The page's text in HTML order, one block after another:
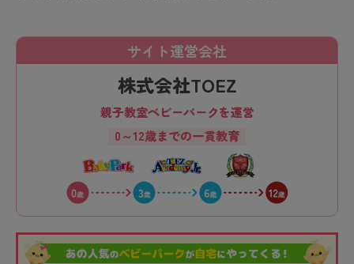
サイト運営会社
株式会社TOEZ
親子教室ベビーパークを運営
0～12歳までの一貫教育